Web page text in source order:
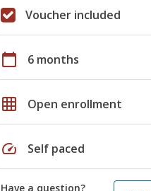
Voucher included
calendar_today 6 months
grid_on Open enrollment
speed Self paced
Have a question?